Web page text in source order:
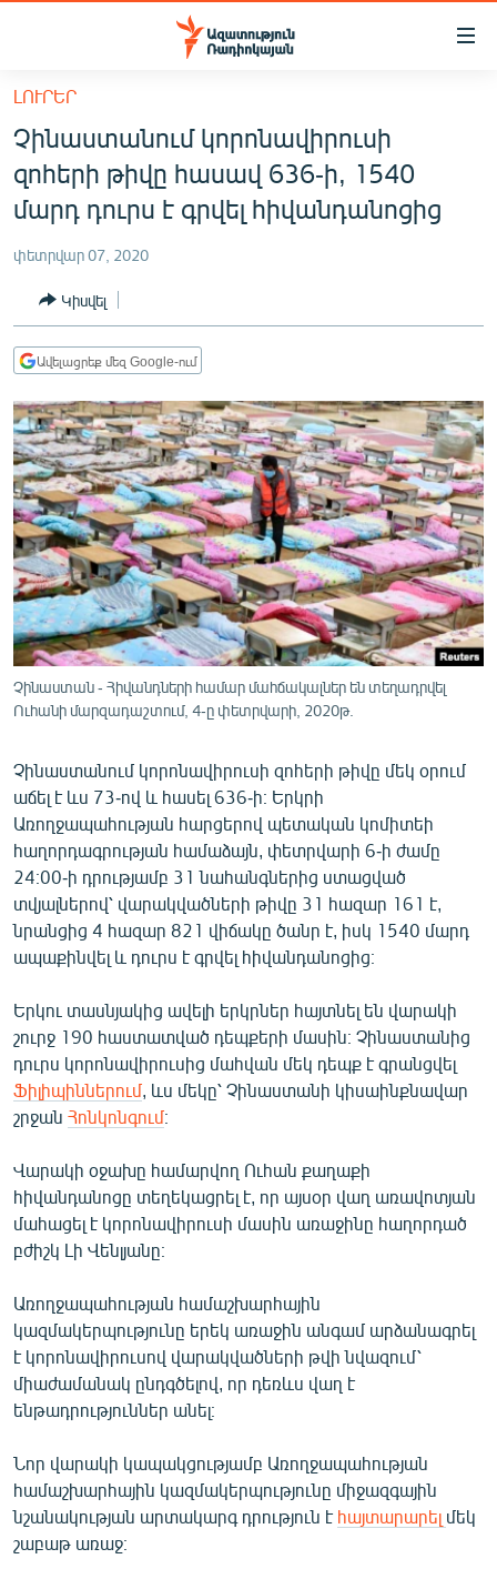
Մատչելիության
հիմնական
բովանդակությանը
Անցնել
հիմնական
մենյուին
ՀԱՅԱՍՏԱՆ
ՔԱՂԱՔԱԿԱՆ
ՀԱՍԱՐԱԿՈՒԹՅՈՒՆ
ՏՆՏԵՍՈՒԹՅՈՒՆ
ՂԱՐԱԲԱՂ
ՊԱՏԵՐԱԶՄԻ 6 ՇԱԲԱԹՆԵՐԸ
ՏԱՐԱԾԱՇՐՋԱՆ
ՄԻՋԱԶԳԱՅԻՆ
ՄՇԱԿՈՒՅԹ
ՍՊՈՐՏ
ՄԵԿՆԱԲԱՆՈՒԹՅՈՒՆ
ԿՈՐՈՆԱՎԻՐՈՒՍ
ՏԵՍԱՆՅՈՒԹԵՐ
ԲԱՆԱՎԵՃ
ՁԳՏԵԼՈՎ ԼԱՎԱԳՈՒՅՆԻՆ
ՓՈԴՔԱՍԹ
Հայերեն
English
Русский
ՀԵՏԵՎԵՔ ՄԵԶ
«Ազատության» բոլոր կայքերը
ԼՈՒՐԵՐ
Չինաստանում կորոնավիրուսի
զոհերի թիվը հասավ 636-ի, 1540
մարդ դուրս է գրվել հիվանդանոցից
փետրվար 07, 2020
Կիսվել
Ավելացրեք մեզ Google-ում
Չինաստան - Հիվանդների համար մահճակալներ են տեղադրվել
Ուհանի մարզադաշտում, 4-ը փետրվարի, 2020թ.
Չինաստանում կորոնավիրուսի զոհերի թիվը մեկ օրում
աճել է ևս 73-ով և հասել 636-ի։ Երկրի
Առողջապահության հարցերով պետական կոմիտեի
հաղորդագրության համաձայն, փետրվարի 6-ի ժամը
24։00-ի դրությամբ 31 նահանգներից ստացված
տվյալներով՝ վարակվածների թիվը 31 հազար 161 է,
նրանցից 4 հազար 821 վիճակը ծանր է, իսկ 1540 մարդ
ապաքինվել և դուրս է գրվել հիվանդանոցից։
Երկու տասնյակից ավելի երկրներ հայտնել են վարակի
շուրջ 190 հաստատված դեպքերի մասին։ Չինաստանից
դուրս կորոնավիրուսից մահվան մեկ դեպք է գրանցվել
Ֆիլիպիններում , ևս մեկը՝ Չինաստանի կիսաինքնավար
շրջան Հոնկոնգում։
Վարակի օջախը համարվող Ուհան քաղաքի
հիվանդանոցը տեղեկացրել է, որ այսօր վաղ առավոտյան
մահացել է կորոնավիրուսի մասին առաջինը հաղորդած
բժիշկ Լի Վենլյանը։
Առողջապահության համաշխարհային
կազմակերպությունը երեկ առաջին անգամ արձանագրել
է կորոնավիրուսով վարակվածների թվի նվազում՝
միաժամանակ ընդգծելով, որ դեռևս վաղ է
ենթադրություններ անել։
Նոր վարակի կապակցությամբ Առողջապահության
համաշխարհային կազմակերպությունը միջազգային
նշանակության արտակարգ դրություն է հայտարարել մեկ
շաբաթ առաջ։